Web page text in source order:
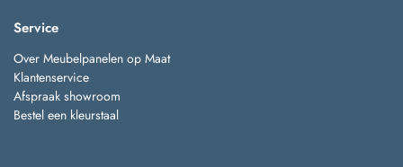
Service
Over Meubelpanelen op Maat
Klantenservice
Afspraak showroom
Bestel een kleurstaal